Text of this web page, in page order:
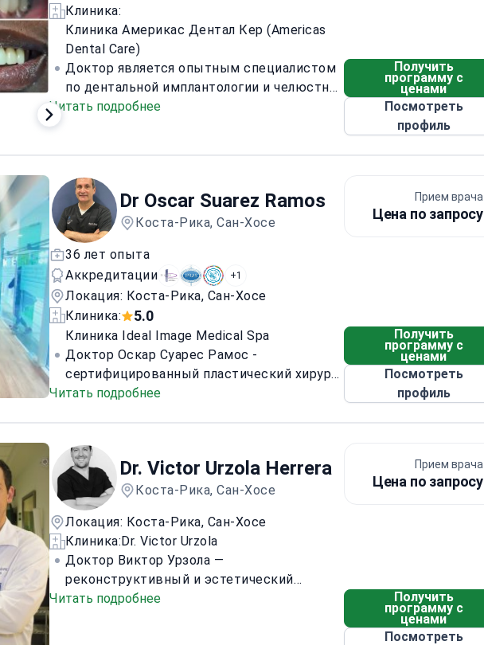
Клиника:
Клиника Америкас Дентал Кер (Americas
Dental Care)
Доктор является опытным специалистом
по дентальной имплантологии и челюстно-
лицевой хирургии, признанным за
процедурами. Специализируясь на лечении
пациентов с медицинскими
осложнениями, доктор стремится
улучшить их качество жизни и повысить
самооценку за счет улучшения улыбки.
<\/p>Окончив университет UCA как
специалист по дентальной имплантологии
и университет FAVALORO по челюстно-
лицевой хирургии, доктор является членом
нескольких престижных ассоциаций,
включая Академию челюстно-лицевой
хирургии Коста-Рики и Международную
Читать подробнее
Получить
программу с
ценами
Посмотреть
профиль
Dr Oscar Suarez Ramos
Коста-Рика, Сан-Хосе
36 лет опыта
Аккредитации
+1
Локация: Коста-Рика, Сан-Хосе
Клиника:
5.0
Клиника Ideal Image Medical Spa
Доктор Оскар Суарес Рамос -
сертифицированный пластический хирург
с более чем 30-летним опытом,
процедур. Он получил образование по
специальности "Пластическая
реконструктивная и эстетическая
хирургия" в Университете Гвадалахары и
является членом Иберо-
латиноамериканской федерации
пластической и реконструктивной
хирургии (FILACP) и Американского
общества эстетической пластической
Читать подробнее
Прием врача
Цена по запросу
Получить
программу с
ценами
Посмотреть
профиль
Dr. Victor Urzola Herrera
Коста-Рика, Сан-Хосе
Локация: Коста-Рика, Сан-Хосе
Клиника:Dr. Victor Urzola
Доктор Виктор Урзола —
реконструктивный и эстетический
пластический хирург, известный во всем
Читать подробнее
Прием врача
Цена по запросу
Получить
программу с
ценами
Посмотреть